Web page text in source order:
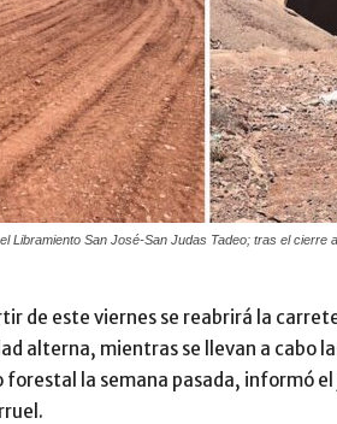
Libramiento San José-San Judas Tadeo; tras el
de este viernes se reabrirá la
alterna, mientras se llevan a cabo
la semana pasada, informó el